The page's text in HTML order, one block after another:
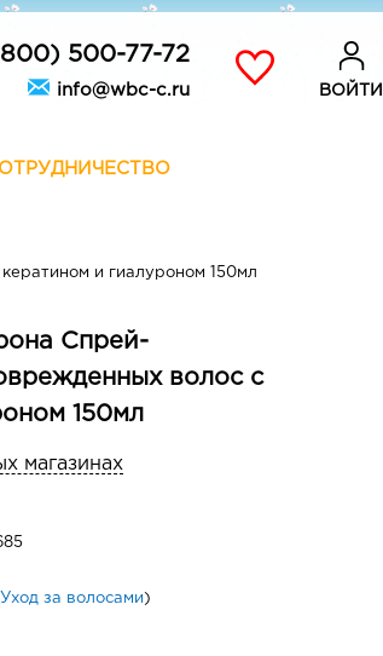
500-77-72
info@wbc-c.ru ВОЙТИ
и гиалуроном 150мл
Спрей-
волос с
150мл
магазинах
Уход за волосами )